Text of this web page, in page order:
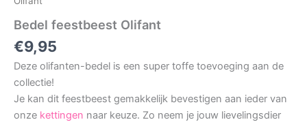
Bedel feestbeest Olifant
€9,95
Deze olifanten-bedel is een super toffe toevoeging aan de
collectie!
Je kan dit feestbeest gemakkelijk bevestigen aan ieder van
onze kettingen naar keuze. Zo neem je jouw lievelingsdier